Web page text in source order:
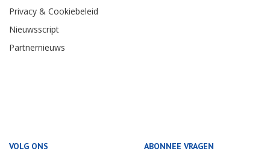
Privacy & Cookiebeleid
Nieuwsscript
Partnernieuws
VOLG ONS ABONNEE VRAGEN